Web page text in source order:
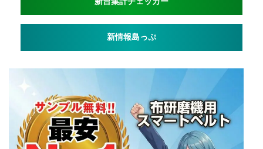
新情報島っぷ